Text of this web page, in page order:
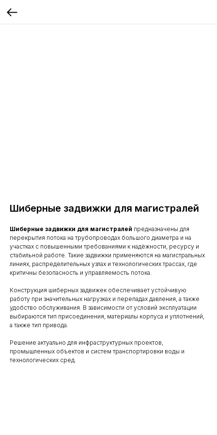
Шиберные задвижки для магистралей
Шиберные задвижки для магистралей предназначены для
перекрытия потока на трубопроводах большого диаметра и на
участках с повышенными требованиями к надёжности, ресурсу и
стабильной работе. Такие задвижки применяются на магистральных
линиях, распределительных узлах и технологических трассах, где
критичны безопасность и управляемость потока.
Конструкция шиберных задвижек обеспечивает устойчивую
работу при значительных нагрузках и перепадах давления, а также
удобство обслуживания. В зависимости от условий эксплуатации
выбираются тип присоединения, материалы корпуса и уплотнений,
а также тип привода.
Решение актуально для инфраструктурных проектов,
промышленных объектов и систем транспортировки воды и
технологических сред.